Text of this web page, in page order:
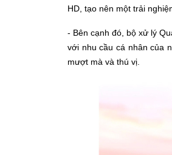
HD, tạo nên một trải
- Bên cạnh đó, bộ xử lý
với nhu cầu cá nhân của
mượt mà và thú vị.